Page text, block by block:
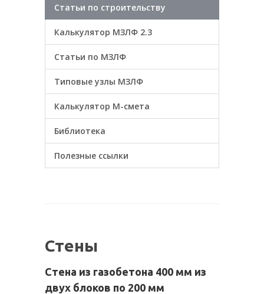
Статьи по строительству
Калькулятор МЗЛФ 2.3
Статьи по МЗЛФ
Типовые узлы МЗЛФ
Калькулятор М-смета
Библиотека
Полезные ссылки
Стены
Стена из газобетона 400 мм из
двух блоков по 200 мм